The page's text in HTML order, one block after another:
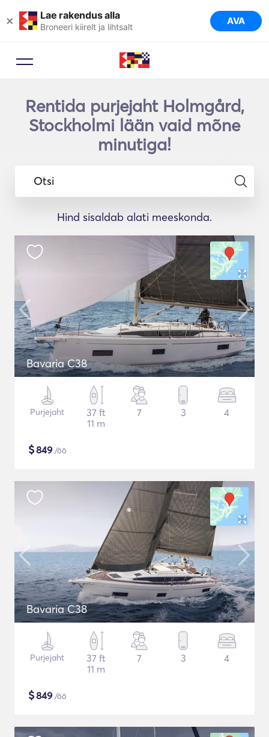
× Lae rakendus alla
Broneeri kiirelt ja lihtsalt AVA
Rentida purjejaht Holmgård,
Stockholmi lään vaid mõne
minutiga!
Otsi
Hind sisaldab alati meeskonda.
Bavaria C38
Purjejaht
37 ft
11 m
7 3 4
$849 /öö
Bavaria C38
Purjejaht
37 ft
11 m
7 3 4
$849 /öö